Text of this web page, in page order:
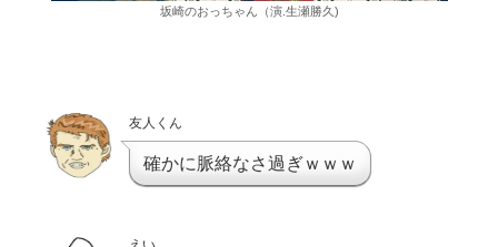
坂崎のおっちゃん（演.生瀬勝久)
友人くん
確かに脈絡なさ過ぎｗｗｗ